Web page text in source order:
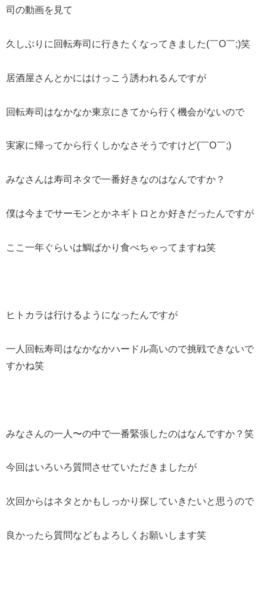
司の動画を見て
久しぶりに回転寿司に行きたくなってきました(￣O￣;)笑
居酒屋さんとかにはけっこう誘われるんですが
回転寿司はなかなか東京にきてから行く機会がないので
実家に帰ってから行くしかなさそうですけど(￣O￣;)
みなさんは寿司ネタで一番好きなのはなんですか？
僕は今までサーモンとかネギトロとか好きだったんですが
ここ一年ぐらいは鯛ばかり食べちゃってますね笑
ヒトカラは行けるようになったんですが
一人回転寿司はなかなかハードル高いので挑戦できないで
すかね笑
みなさんの一人〜の中で一番緊張したのはなんですか？笑
今回はいろいろ質問させていただきましたが
次回からはネタとかもしっかり探していきたいと思うので
良かったら質問などもよろしくお願いします笑